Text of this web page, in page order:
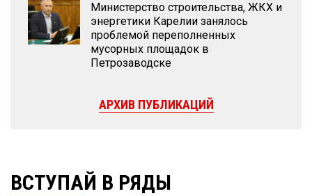
Министерство строительства, ЖКХ и
энергетики Карелии занялось
проблемой переполненных
мусорных площадок в
Петрозаводске
АРХИВ ПУБЛИКАЦИЙ
ВСТУПАЙ В РЯДЫ